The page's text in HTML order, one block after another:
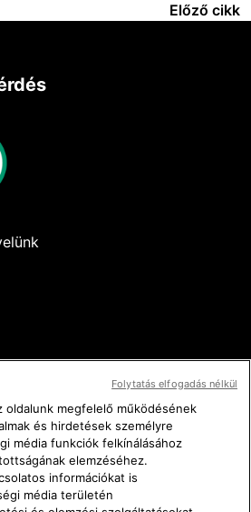
Előző cikk
oldalunk megfelelő működésének
és hirdetések személyre
média funkciók felkínálásához
elemzéséhez.
információkat is
média területén
Folytatás elfogadás nélkül